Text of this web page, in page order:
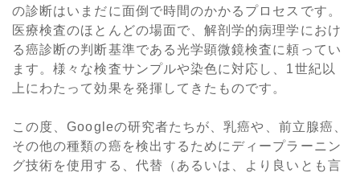
の診断はいまだに面倒で時間のかかるプロセスです。
医療検査のほとんどの場面で、解剖学的病理学におけ
る癌診断の判断基準である光学顕微鏡検査に頼ってい
ます。様々な検査サンプルや染色に対応し、1世紀以
上にわたって効果を発揮してきたものです。
この度、Googleの研究者たちが、乳癌や、前立腺癌、
その他の種類の癌を検出するためにディープラーニン
グ技術を使用する、代替（あるいは、より良いとも言